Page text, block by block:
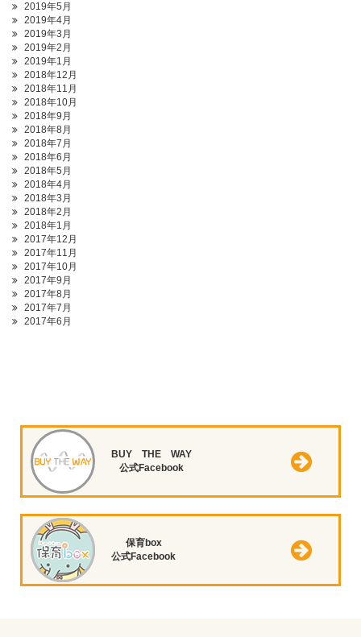
2019年5月
2019年4月
2019年3月
2019年2月
2019年1月
2018年12月
2018年11月
2018年10月
2018年9月
2018年8月
2018年7月
2018年6月
2018年5月
2018年4月
2018年3月
2018年2月
2018年1月
2017年12月
2017年11月
2017年10月
2017年9月
2017年8月
2017年7月
2017年6月
BUY THE WAY
公式Facebook
保育box
公式Facebook